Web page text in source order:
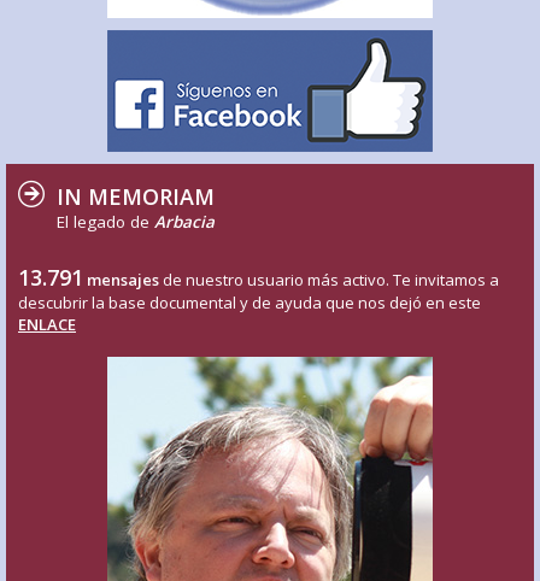
IN MEMORIAM
El legado de Arbacia
13.791 mensajes de nuestro usuario más activo. Te invitamos a
descubrir la base documental y de ayuda que nos dejó en este
ENLACE